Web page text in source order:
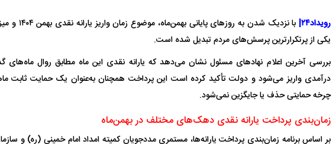
رویداد۲۴|
با نزدیک شدن
یکی از پرتکرارترین پرسش‌های مردم تبدیل شده است.
بررسی آخرین اعلام نهاد‌های مسئول نشان می‌دهد که یارانه نقدی این ماه مطابق روال
درآمدی واریز می‌شود و دولت تأکید کرده است این پرداخت همچنان به‌عنوان یک حمایت ثابت
چرخه حمایتی حذف یا جایگزین نمی‌شود.
زمان‌بندی پرداخت یارانه نقدی دهک‌های مختلف در بهمن‌ماه
هواپیمای مرموز E-11A BACN چیست؟
فضاپیمای «استارشیپ» ایلان ماسک
چیست؟
حدید ۱۱۰؛
جدید ایران